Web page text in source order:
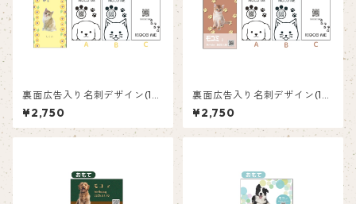
裏面広告入り名刺デザイン(1箱
50枚入り)_向日葵_SF002
¥2,750
裏面広告入り名刺デザイン(1箱
50枚入り)_肉球_PP002ad
¥2,750